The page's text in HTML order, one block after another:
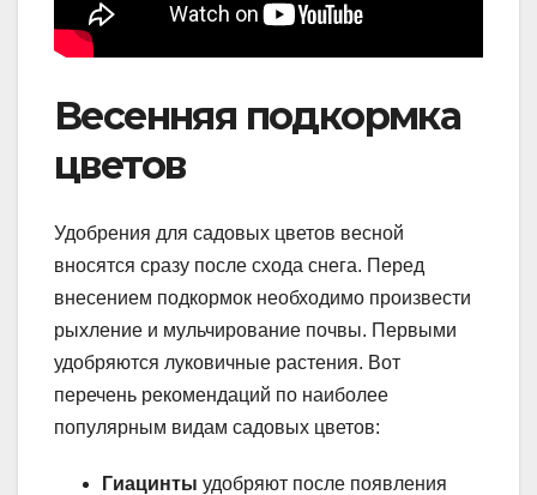
Весенняя подкормка
цветов
Удобрения для садовых цветов весной
вносятся сразу после схода снега. Перед
внесением подкормок необходимо произвести
рыхление и мульчирование почвы. Первыми
удобряются луковичные растения. Вот
перечень рекомендаций по наиболее
популярным видам садовых цветов:
Гиацинты удобряют после появления